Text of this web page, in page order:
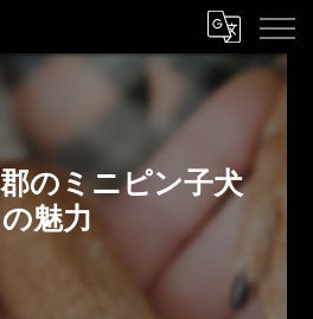
のミニピン子犬
の魅力